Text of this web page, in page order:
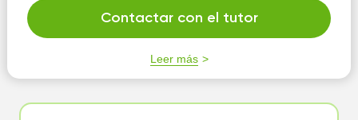
Contactar con el tutor
Leer más